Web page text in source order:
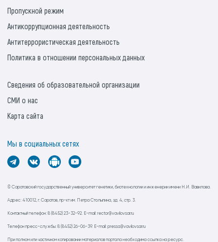
© Саратовский государственный университет генетики, биотехнологии и инженерии имени Н.И. Вавилова.
Адрес: 410012, г. Саратов, пр-кт им. Петра Столыпина, зд. 4, стр. 3.
Контактный телефон: 8 (8452) 23-32-92. E-mail: rector@vavilovsar.ru
Телефон пресс-службы: 8 (8452) 26-06-39. E-mail: pressa@vavilovsar.ru
При полном или частичном копировании материалов портала необходима ссылка на ресурс.
Пропускной режим
Антикоррупционная деятельность
Антитеррористическая деятельность
Политика в отношении персональных данных
Сведения об образовательной организации
СМИ о нас
Карта сайта
Мы в социальных сетях